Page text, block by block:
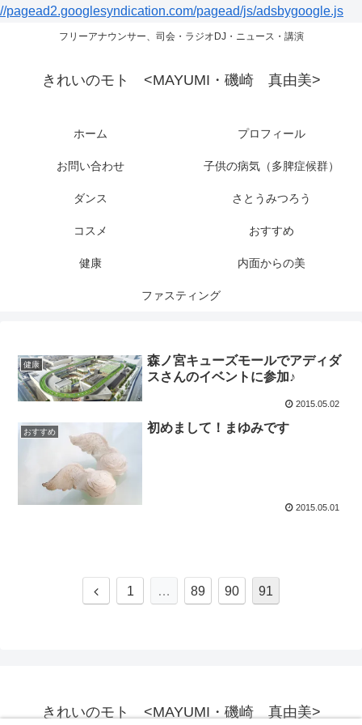
//pagead2.googlesyndication.com/pagead/js/adsbygoogle.js
フリーアナウンサー、司会・ラジオDJ・ニュース・講演
きれいのモト <MAYUMI・磯崎 真由美>
ホーム プロフィール
お問い合わせ 子供の病気（多脾症候群）
ダンス さとうみつろう
コスメ おすすめ
健康 内面からの美
ファスティング
健康
森ノ宮キューズモールでアディダ
スさんのイベントに参加♪
2015.05.02
おすすめ 初めまして！まゆみです
2015.05.01
前
1 … 89 90 91
きれいのモト <MAYUMI・磯崎 真由美>